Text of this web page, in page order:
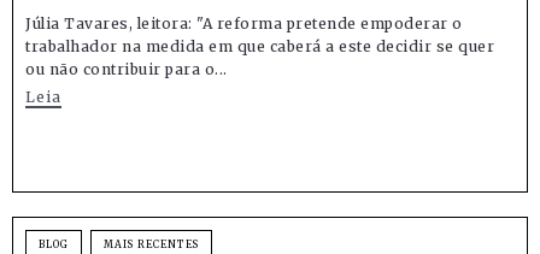
Júlia Tavares, leitora: "A reforma pretende empoderar o
trabalhador na medida em que caberá a este decidir se quer
ou não contribuir para o...
Leia
BLOG MAIS RECENTES